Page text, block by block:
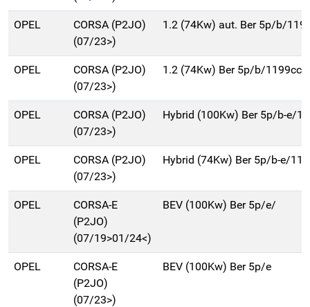
OPEL
CORSA (P2JO)
(07/23>)
1.2 (74Kw) aut. Ber 5p/b/
OPEL
CORSA (P2JO)
(07/23>)
1.2 (74Kw) Ber 5p/b/1199cc
OPEL
CORSA (P2JO)
(07/23>)
Hybrid (100Kw) Ber 5p/b-e/
OPEL
CORSA (P2JO)
(07/23>)
Hybrid (74Kw) Ber 5p/b-e/
OPEL
CORSA-E
(P2JO)
(07/19>01/24<)
BEV (100Kw) Ber 5p/e/
OPEL
CORSA-E
(P2JO)
(07/23>)
BEV (100Kw) Ber 5p/e